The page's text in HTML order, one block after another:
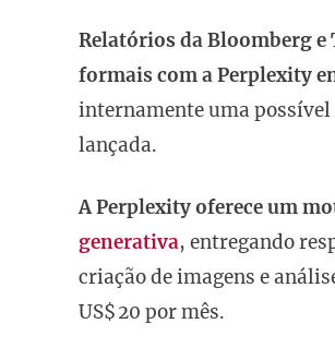
Relatórios da Bloomberg
formais com a Perplexity
internamente uma
lançada.
A Perplexity oferece um
generativa, entregando
criação de imagens e
US$ 20 por mês.